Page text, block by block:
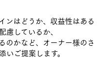
ンはどうか、収益性はある
慮しているか、
のかなど、オーナー様のさ
いご提案します。